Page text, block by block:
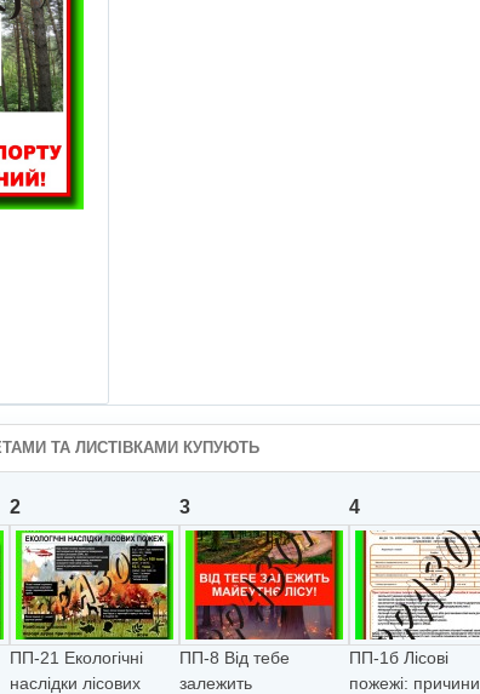
ТА ЛИСТІВКАМИ КУПУЮТЬ
2
ПП-21 Екологiчнi
наслiдки лiсових
3
ПП-8 Вiд тебе
залежить
4
ПП-1б Лiсовi
пожежi: причини